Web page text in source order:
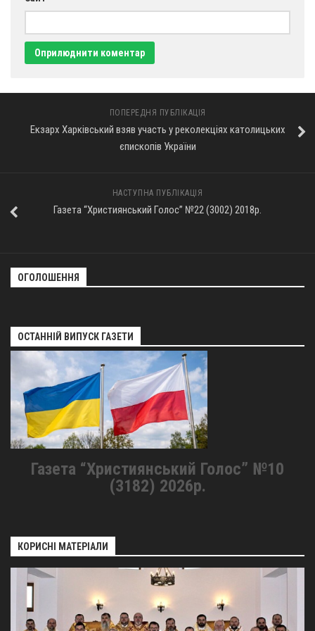
Трансляції
ПОПЕРЕДНЯ ПУБЛІКАЦІЯ
Екзарх Харківський взяв участь у реколекціях католицьких
єпископів України
НАСТУПНА ПУБЛІКАЦІЯ
Газета “Християнський Голос” №22 (3002) 2018р.
ОГОЛОШЕННЯ
ОСТАННІЙ ВИПУСК ГАЗЕТИ
Газета “Християнський Голос” №10
(3182) 2026р.
КОРИСНІ МАТЕРІАЛИ